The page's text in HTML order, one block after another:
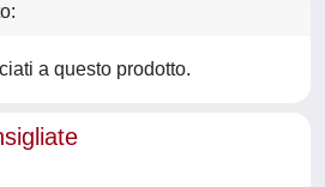
a questo prodotto.